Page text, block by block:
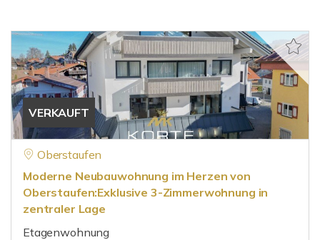
VERKAUFT
Oberstaufen
Moderne Neubauwohnung im Herzen von
Oberstaufen:Exklusive 3-Zimmerwohnung in
zentraler Lage
Etagenwohnung